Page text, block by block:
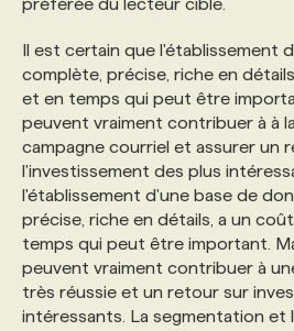
préférée du lecteur cible.
Il est certain que l'établissement
complète, précise, riche en
et en temps qui peut être
peuvent vraiment contribuer à à
campagne courriel et assurer un
l'investissement des plus
l'établissement d'une base de
précise, riche en détails, a un
temps qui peut être important.
peuvent vraiment contribuer à
très réussie et un retour sur
intéressants. La segmentation et